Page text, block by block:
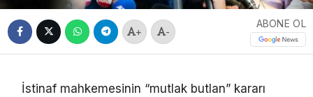
+ -
ABONE OL
İstinaf mahkemesinin “mutlak butlan” kararı